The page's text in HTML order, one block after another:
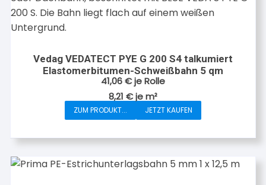
Vedag VEDATECT PYE G 200 S4 talkumiert
Elastomerbitumen-Schweißbahn 5 qm
41,06€je Rolle
8,21 €jem²
ZUM PRODUKT... JETZT KAUFEN